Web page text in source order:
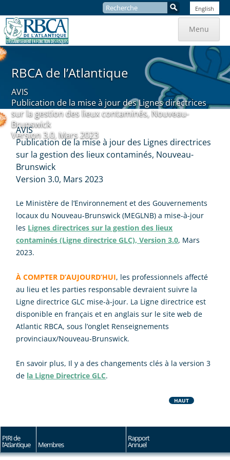
Menu
Recherche
: English
RBCA de l’Atlantique
AVIS
Publication de la mise à jour des Lignes directrices
sur la gestion des lieux contaminés, Nouveau-
Brunswick
Version 3.0, Mars 2023
AVIS
Publication de la mise à jour des Lignes directrices
sur la gestion des lieux contaminés, Nouveau-
Brunswick
Version 3.0, Mars 2023
Le Ministère de l’Environnement et des Gouvernements
locaux du Nouveau-Brunswick (MEGLNB) a mise-à-jour
les Lignes directrices sur la gestion des lieux
contaminés (Ligne directrice GLC), Version 3.0, Mars
2023.
À COMPTER D’AUJOURD’HUI, les professionnels affecté
au lieu et les parties responsable devraient suivre la
Ligne directrice GLC mise-à-jour. La Ligne directrice est
disponible en français et en anglais sur le site web de
Atlantic RBCA, sous l’onglet Renseignements
provinciaux/Nouveau-Brunswick.
En savoir plus, Il y a des changements clés à la version 3
de la Ligne Directrice GLC.
HAUT
PIRI de
l’Atlantique Membres
Rapport
Annuel